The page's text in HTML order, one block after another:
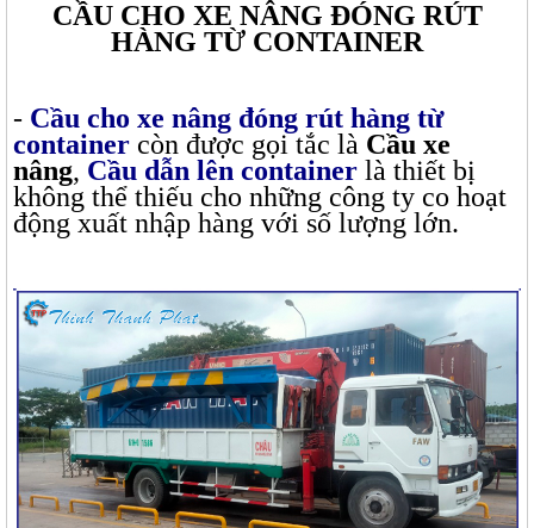
CẦU CHO XE NÂNG ĐÓNG RÚT
HÀNG TỪ CONTAINER
- Cầu cho xe nâng đóng rút hàng từ
container còn được gọi tắc là Cầu xe
nâng, Cầu dẫn lên container là thiết bị
không thể thiếu cho những công ty co hoạt
động xuất nhập hàng với số lượng lớn.